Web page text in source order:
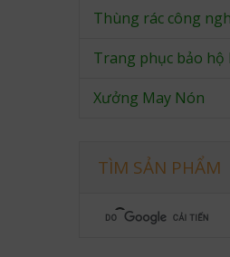
Thùng rác công
Trang phục bảo hộ
Xưởng May Nón
TÌM SẢN PHẨM